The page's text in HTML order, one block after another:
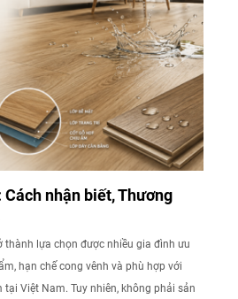
nhận biết, Thương
thành lựa chọn được nhiều gia đình ưu
hạn chế cong vênh và phù hợp với
Việt Nam. Tuy nhiên, không phải sản